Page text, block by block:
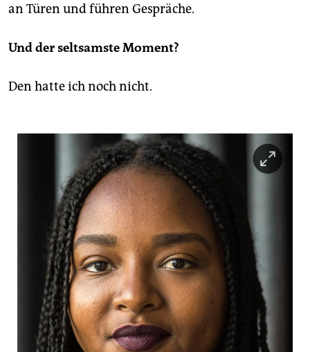
an Türen und führen Gespräche.
Und der seltsamste Moment?
Den hatte ich noch nicht.